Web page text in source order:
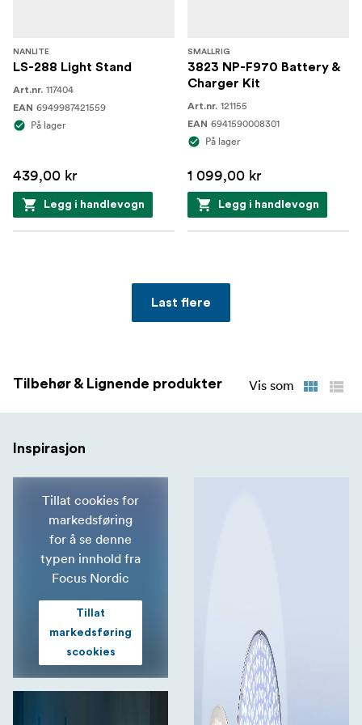
NANLITE
LS-288 Light Stand
Art.nr. 117404
EAN 6949987421559
På lager
439,00 kr
Legg i handlevogn
SMALLRIG
3823 NP-F970 Battery &
Charger Kit
Art.nr. 121155
EAN 6941590008301
På lager
1 099,00 kr
Legg i handlevogn
Last flere
Tilbehør & Lignende produkter Vis som
Inspirasjon
Tillat cookies for
markedsføring
for å se denne
typen innhold fra
Focus Nordic
Tillat
markedsføring
scookies